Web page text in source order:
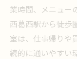
業時間、メニュー
西葛西駅から徒歩
室は、仕事帰りや
続的に通いやすい